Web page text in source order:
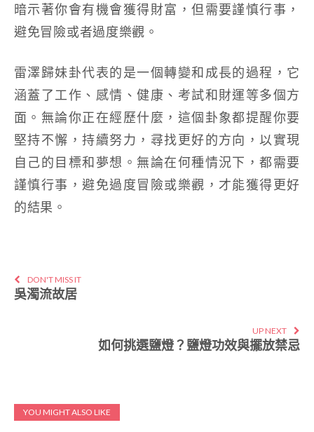
暗示著你會有機會獲得財富，但需要謹慎行事，
避免冒險或者過度樂觀。
雷澤歸妹卦代表的是一個轉變和成長的過程，它
涵蓋了工作、感情、健康、考試和財運等多個方
面。無論你正在經歷什麼，這個卦象都提醒你要
堅持不懈，持續努力，尋找更好的方向，以實現
自己的目標和夢想。無論在何種情況下，都需要
謹慎行事，避免過度冒險或樂觀，才能獲得更好
的結果。
DON'T MISS IT
吳濁流故居
UP NEXT
如何挑選鹽燈？鹽燈功效與擺放禁忌
YOU MIGHT ALSO LIKE